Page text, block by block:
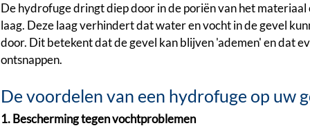
De hydrofuge dringt diep door in de poriën van het
laag. Deze laag verhindert dat water en vocht in de gevel
door. Dit betekent dat de gevel kan blijven 'ademen' en dat
ontsnappen.
De voordelen van een hydrofuge op uw
1. Bescherming tegen vochtproblemen